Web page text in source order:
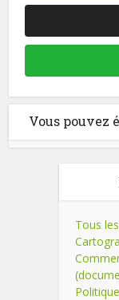
Vous pouvez
Tous